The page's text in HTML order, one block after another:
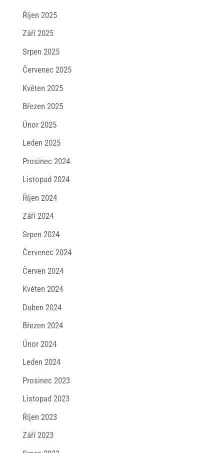
Říjen 2025
Září 2025
Srpen 2025
Červenec 2025
Květen 2025
Březen 2025
Únor 2025
Leden 2025
Prosinec 2024
Listopad 2024
Říjen 2024
Září 2024
Srpen 2024
Červenec 2024
Červen 2024
Květen 2024
Duben 2024
Březen 2024
Únor 2024
Leden 2024
Prosinec 2023
Listopad 2023
Říjen 2023
Září 2023